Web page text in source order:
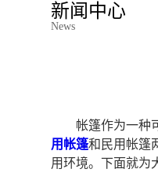
新闻中心
News
帐篷作为一种
用帐篷和民用帐篷
用环境。下面就为